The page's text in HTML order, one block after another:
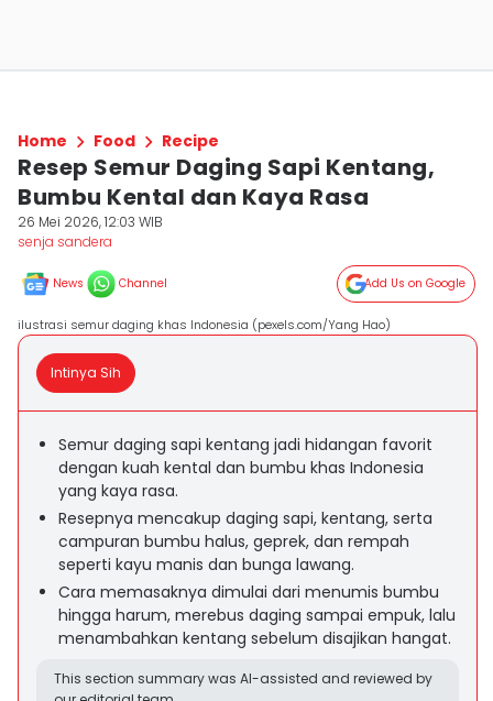
Home Food Recipe
Resep Semur Daging Sapi Kentang,
Bumbu Kental dan Kaya Rasa
26 Mei 2026, 12:03 WIB
senja sandera
News Channel Add Us on Google
ilustrasi semur daging khas Indonesia (pexels.com/Yang Hao)
Intinya Sih
Semur daging sapi kentang jadi hidangan favorit
dengan kuah kental dan bumbu khas Indonesia
yang kaya rasa.
Resepnya mencakup daging sapi, kentang, serta
campuran bumbu halus, geprek, dan rempah
seperti kayu manis dan bunga lawang.
Cara memasaknya dimulai dari menumis bumbu
hingga harum, merebus daging sampai empuk, lalu
menambahkan kentang sebelum disajikan hangat.
This section summary was AI-assisted and reviewed by